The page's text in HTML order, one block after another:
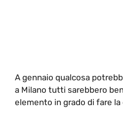
A gennaio qualcosa
a Milano tutti sarebbero
elemento in grado di fare